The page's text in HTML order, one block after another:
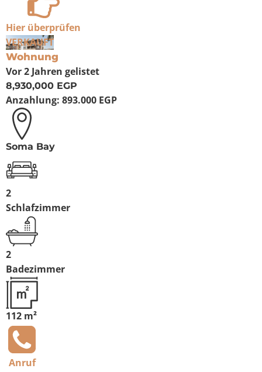
Hier überprüfen
VERKAUFT
Wohnung
Vor 2 Jahren gelistet
8,930,000 EGP
Anzahlung: 893.000 EGP
Soma Bay
2
Schlafzimmer
2
Badezimmer
112 m²
Anruf